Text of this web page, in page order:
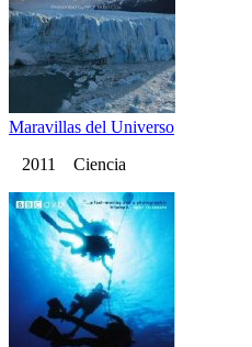
Maravillas del Universo
2011 Ciencia